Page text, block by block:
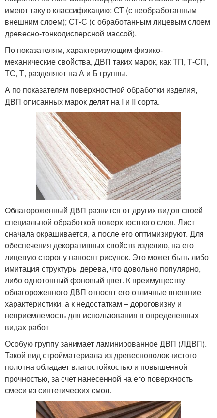
имеют такую классификацию: СТ (с необработанным
внешним слоем); СТ-С (с обработанным лицевым слоем
древесно-тонкодисперсной массой).
По показателям, характеризующим физико-
механические свойства, ДВП таких марок, как ТП, Т-СП,
ТС, Т, разделяют на А и Б группы.
А по показателям поверхностной обработки изделия,
ДВП описанных марок делят на I и II сорта.
Облагороженный ДВП разнится от других видов своей
специальной обработкой поверхностного слоя. Лист
сначала окрашивается, а после его оптимизируют. Для
обеспечения декоративных свойств изделию, на его
лицевую сторону наносят рисунок. Это может быть либо
имитация структуры дерева, что довольно популярно,
либо однотонный фоновый цвет. К преимуществу
облагороженного ДВП относят его отличные внешние
характеристики, а к недостаткам – дороговизну и
неприемлемость для использования в определенных
видах работ
Особую группу занимает ламинированное ДВП (ЛДВП).
Такой вид стройматериала из древесноволокнистого
полотна обладает влагостойкостью и повышенной
прочностью, за счет нанесенной на его поверхность
смеси из синтетических смол.